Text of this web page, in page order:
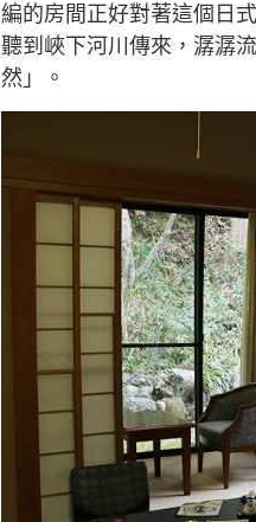
編的房間正好對著這個日
聽到峽下河川傳來，潺潺
然」。